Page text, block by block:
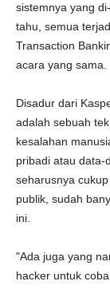
sistemnya yang
tahu, semua
Transaction
acara yang sama.
Disadur dari
adalah sebuah
kesalahan
pribadi atau data-
seharusnya
publik, sudah
ini.
"Ada juga yang
hacker untuk